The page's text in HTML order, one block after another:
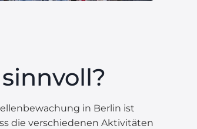
in Berlin ist
die verschiedenen Aktivitäten